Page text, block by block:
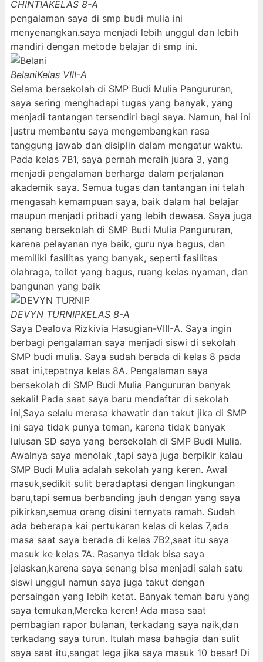
CHINTIAKELAS 8-A
pengalaman saya di smp budi mulia ini
menyenangkan.saya menjadi lebih unggul dan lebih
mandiri dengan metode belajar di smp ini.
BelaniKelas VIII-A
Selama bersekolah di SMP Budi Mulia Pangururan,
saya sering menghadapi tugas yang banyak, yang
menjadi tantangan tersendiri bagi saya. Namun, hal ini
justru membantu saya mengembangkan rasa
tanggung jawab dan disiplin dalam mengatur waktu.
Pada kelas 7B1, saya pernah meraih juara 3, yang
menjadi pengalaman berharga dalam perjalanan
akademik saya. Semua tugas dan tantangan ini telah
mengasah kemampuan saya, baik dalam hal belajar
maupun menjadi pribadi yang lebih dewasa. Saya juga
senang bersekolah di SMP Budi Mulia Pangururan,
karena pelayanan nya baik, guru nya bagus, dan
memiliki fasilitas yang banyak, seperti fasilitas
olahraga, toilet yang bagus, ruang kelas nyaman, dan
bangunan yang baik
DEVYN TURNIPKELAS 8-A
Saya Dealova Rizkivia Hasugian-VIII-A. Saya ingin
berbagi pengalaman saya menjadi siswi di sekolah
SMP budi mulia. Saya sudah berada di kelas 8 pada
saat ini,tepatnya kelas 8A. Pengalaman saya
bersekolah di SMP Budi Mulia Pangururan banyak
sekali! Pada saat saya baru mendaftar di sekolah
ini,Saya selalu merasa khawatir dan takut jika di SMP
ini saya tidak punya teman, karena tidak banyak
lulusan SD saya yang bersekolah di SMP Budi Mulia.
Awalnya saya menolak ,tapi saya juga berpikir kalau
SMP Budi Mulia adalah sekolah yang keren. Awal
masuk,sedikit sulit beradaptasi dengan lingkungan
baru,tapi semua berbanding jauh dengan yang saya
pikirkan,semua orang disini ternyata ramah. Sudah
ada beberapa kai pertukaran kelas di kelas 7,ada
masa saat saya berada di kelas 7B2,saat itu saya
masuk ke kelas 7A. Rasanya tidak bisa saya
jelaskan,karena saya senang bisa menjadi salah satu
siswi unggul namun saya juga takut dengan
persaingan yang lebih ketat. Banyak teman baru yang
saya temukan,Mereka keren! Ada masa saat
pembagian rapor bulanan, terkadang saya naik,dan
terkadang saya turun. Itulah masa bahagia dan sulit
saya saat itu,sangat lega jika saya masuk 10 besar! Di